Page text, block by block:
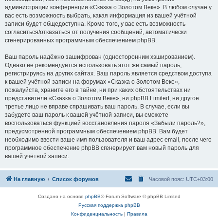
администрации конференции «Сказка о Золотом Веке». В любом случае у
вас есть возможность выбрать, какая информация из вашей учётной
записи будет общедоступна. Кроме того, у вас есть возможность
согласиться/отказаться от получения сообщений, автоматически
сгенерированных программным обеспечением phpBB.
Ваш пароль надёжно зашифрован (односторонним хэшированием).
Однако не рекомендуется использовать этот же самый пароль,
регистрируясь на других сайтах. Ваш пароль является средством доступа
к вашей учётной записи на форумах «Сказка о Золотом Веке»,
пожалуйста, храните его в тайне, ни при каких обстоятельствах ни
представители «Сказка о Золотом Веке», ни phpBB Limited, ни другое
третье лицо не вправе спрашивать ваш пароль. В случае, если вы
забудете ваш пароль к вашей учётной записи, вы сможете
воспользоваться функцией восстановления пароля «Забыли пароль?»,
предусмотренной программным обеспечением phpBB. Вам будет
необходимо ввести ваше имя пользователя и ваш адрес email, после чего
программное обеспечение phpBB сгенерирует вам новый пароль для
вашей учётной записи.
На главную Список форумов Часовой пояс: UTC+03:00
Создано на основе phpBB® Forum Software © phpBB Limited
Русская поддержка phpBB
Конфиденциальность| Правила